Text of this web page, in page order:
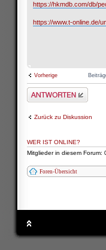
https://hkmdb.com/db/
https://www.t-online.de/
Vorherige
Antwort schreiben
Zurück zu Diskussion
WER IST ONLINE?
Mitglieder in diesem Forum:
Foren-Übersicht